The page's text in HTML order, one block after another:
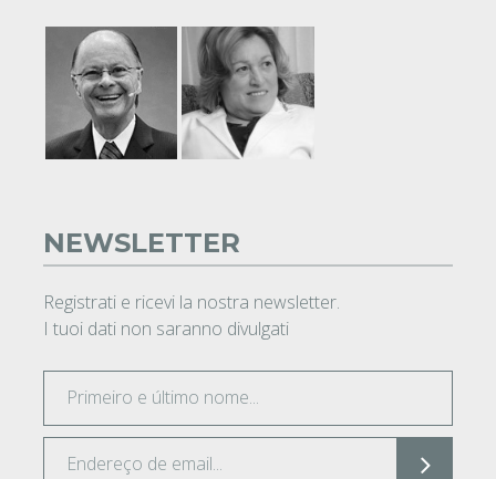
NEWSLETTER
Registrati e ricevi la nostra newsletter.
I tuoi dati non saranno divulgati